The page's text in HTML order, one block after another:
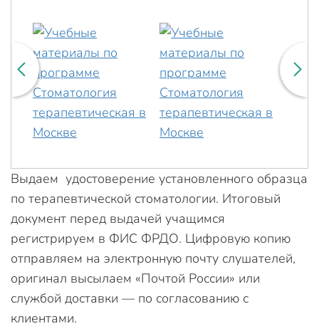
Выдаем удостоверение установленного образца
по терапевтической стоматологии. Итоговый
документ перед выдачей учащимся
регистрируем в ФИС ФРДО. Цифровую копию
отправляем на электронную почту слушателей,
оригинал высылаем «Почтой России» или
службой доставки — по согласованию с
клиентами.